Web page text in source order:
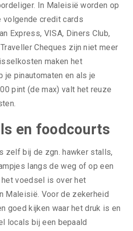
In Maleisië worden op
volgende credit cards
Express, VISA, Diners Club,
Cheques zijn niet meer
maken het
je pinautomaten en als je
pint (de max) valt het reuze
en foodcourts
zelf bij de zgn. hawker stalls,
langs de weg of op een
voedsel is over het
Maleisië. Voor de zekerheid
goed kijken waar het druk is en
locals bij een bepaald